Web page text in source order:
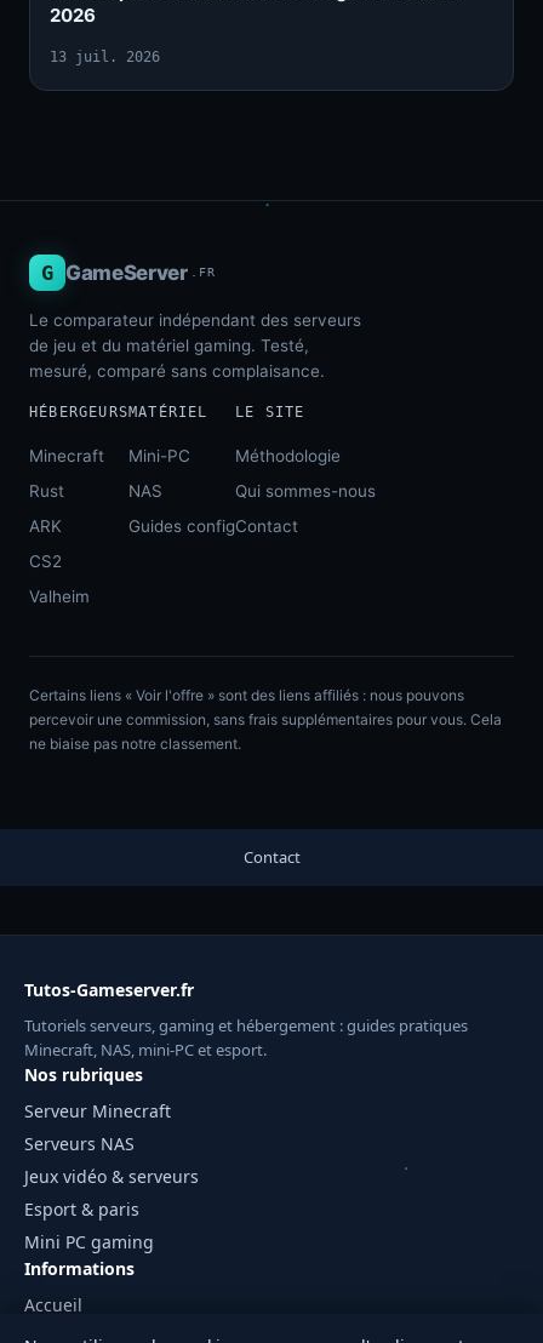
2026
13 juil. 2026
G GameServer .FR
Le comparateur indépendant des serveurs
de jeu et du matériel gaming. Testé,
mesuré, comparé sans complaisance.
HÉBERGEURS
Minecraft
Rust
ARK
CS2
Valheim
MATÉRIEL
Mini-PC
NAS
Guides config
LE SITE
Méthodologie
Qui sommes-nous
Contact
Certains liens « Voir l'offre » sont des liens affiliés : nous pouvons
percevoir une commission, sans frais supplémentaires pour vous. Cela
ne biaise pas notre classement.
Contact
Tutos-Gameserver.fr
Tutoriels serveurs, gaming et hébergement : guides pratiques
Minecraft, NAS, mini-PC et esport.
Nos rubriques
Serveur Minecraft
Serveurs NAS
Jeux vidéo & serveurs
Esport & paris
Mini PC gaming
Informations
Accueil
Mentions légales